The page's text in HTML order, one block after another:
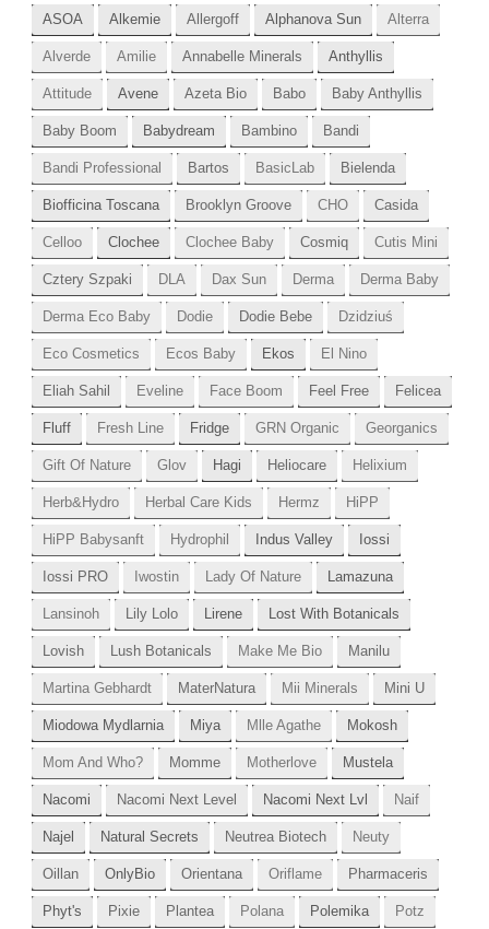
ASOA Alkemie Allergoff Alphanova Sun Alterra
Alverde Amilie Annabelle Minerals Anthyllis
Attitude Avene Azeta Bio Babo Baby Anthyllis
Baby Boom Babydream Bambino Bandi
Bandi Professional Bartos BasicLab Bielenda
Biofficina Toscana Brooklyn Groove CHO Casida
Celloo Clochee Clochee Baby Cosmiq Cutis Mini
Cztery Szpaki DLA Dax Sun Derma Derma Baby
Derma Eco Baby Dodie Dodie Bebe Dzidziuś
Eco Cosmetics Ecos Baby Ekos El Nino
Eliah Sahil Eveline Face Boom Feel Free Felicea
Fluff Fresh Line Fridge GRN Organic Georganics
Gift Of Nature Glov Hagi Heliocare Helixium
Herb&Hydro Herbal Care Kids Hermz HiPP
HiPP Babysanft Hydrophil Indus Valley Iossi
Iossi PRO Iwostin Lady Of Nature Lamazuna
Lansinoh Lily Lolo Lirene Lost With Botanicals
Lovish Lush Botanicals Make Me Bio Manilu
Martina Gebhardt MaterNatura Mii Minerals Mini U
Miodowa Mydlarnia Miya Mlle Agathe Mokosh
Mom And Who? Momme Motherlove Mustela
Nacomi Nacomi Next Level Nacomi Next Lvl Naif
Najel Natural Secrets Neutrea Biotech Neuty
Oillan OnlyBio Orientana Oriflame Pharmaceris
Phyt's Pixie Plantea Polana Polemika Potz